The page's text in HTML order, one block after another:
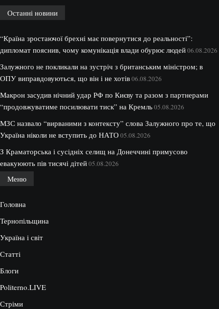
Останні новини
“Країна зростаючої брехні має повернутися до реальності”:
дипломат пояснив, чому комунікація влади обурює людей06.08.2026
Залужного не покликали на зустріч з британським міністром; в
ОПУ виправдовуються, що він і не хотів06.08.2026
Макрон засудив нічний удар РФ по Києву та разом з партнерами
“продовжуватиме посилювати тиск” на Кремль05.08.2026
МЗС назвало “вирваними з контексту” слова Залужного про те, що
Україна ніколи не вступить до НАТО05.08.2026
З Краматорська і сусідніх селищ на Донеччині примусово
евакуюють пів тисячі дітей05.08.2026
Меню
Головна
Тернопільщина
Україна і світ
Статті
Блоги
Politerno.LIVE
Стріми